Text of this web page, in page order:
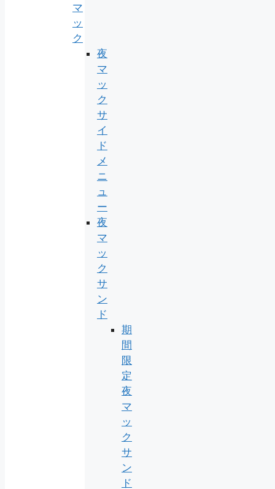
マ
ッ
ク
夜
マ
ッ
ク
サ
イ
ド
メ
ニ
ュ
ー
夜
マ
ッ
ク
サ
ン
ド
期
間
限
定
夜
マ
ッ
ク
サ
ン
ド